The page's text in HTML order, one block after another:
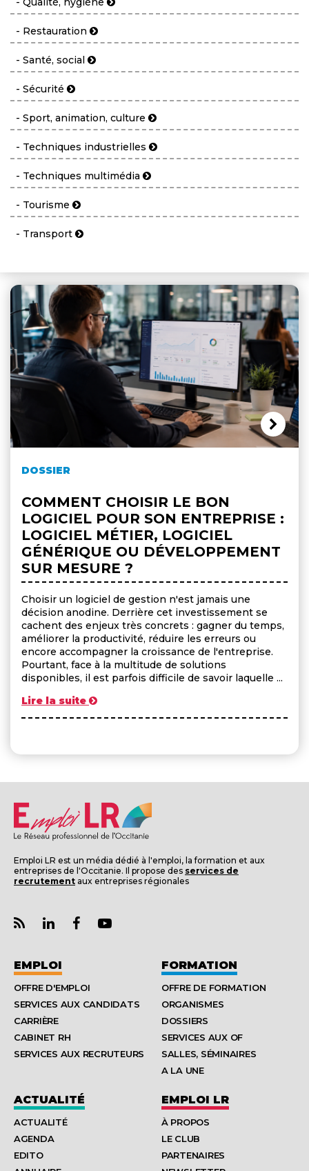
- Restauration
- Santé, social
- Sécurité
- Sport, animation, culture
- Techniques industrielles
- Techniques multimédia
- Tourisme
- Transport
DOSSIER
COMMENT CHOISIR LE BON
LOGICIEL POUR SON ENTREPRISE :
LOGICIEL MÉTIER, LOGICIEL
GÉNÉRIQUE OU DÉVELOPPEMENT
SUR MESURE ?
Choisir un logiciel de gestion n'est jamais une
décision anodine. Derrière cet investissement se
cachent des enjeux très concrets : gagner du temps,
améliorer la productivité, réduire les erreurs ou
encore accompagner la croissance de l'entreprise.
Pourtant, face à la multitude de solutions
disponibles, il est parfois difficile de savoir laquelle ...
Lire la suite
Emploi LR est un média dédié à l'emploi, la formation et aux
entreprises de l'Occitanie. Il propose des services de
recrutement aux entreprises régionales
EMPLOI
OFFRE D'EMPLOI
SERVICES AUX CANDIDATS
CARRIÈRE
CABINET RH
SERVICES AUX RECRUTEURS
FORMATION
OFFRE DE FORMATION
ORGANISMES
DOSSIERS
SERVICES AUX OF
SALLES, SÉMINAIRES
A LA UNE
ACTUALITÉ
ACTUALITÉ
AGENDA
EDITO
EMPLOI LR
À PROPOS
LE CLUB
PARTENAIRES